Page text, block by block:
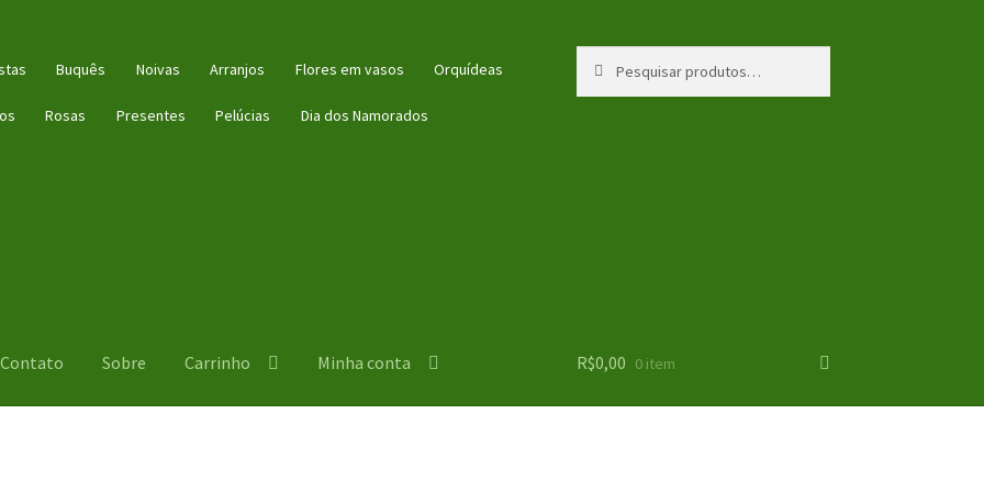
Buquês Noivas Arranjos Flores em vasos Orquídeas
Rosas Presentes Pelúcias Dia dos Namorados
por:
Contato Sobre Carrinho Minha conta R$0,00 0 item